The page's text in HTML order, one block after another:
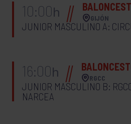
10:00h GIJÓN
JUNIOR MASCULINO A:
16:00h RGCC
JUNIOR MASCULINO B:
NARCEA